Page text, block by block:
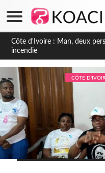
Côte d'Ivoire : Séileu, la
transformée en vaste
dépigmentants dangereux
CÔTE